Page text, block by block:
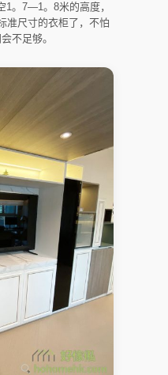
1。7—1。8米的高度，
准尺寸的衣柜了，不怕
不足够。